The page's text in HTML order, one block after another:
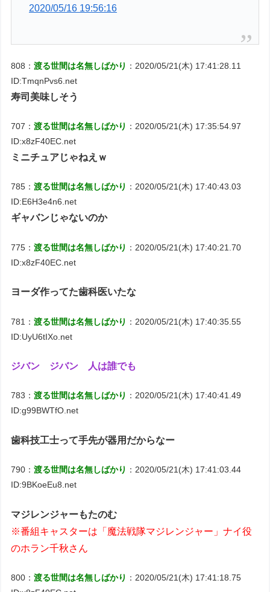
2020/05/16 19:56:16
808：渡る世間は名無しばかり ：2020/05/21(木) 17:41:28.11
ID:TmqnPvs6.net
寿司美味しそう
707：渡る世間は名無しばかり ：2020/05/21(木) 17:35:54.97
ID:x8zF40EC.net
ミニチュアじゃねえｗ
785：渡る世間は名無しばかり ：2020/05/21(木) 17:40:43.03
ID:E6H3e4n6.net
ギャバンじゃないのか
775：渡る世間は名無しばかり ：2020/05/21(木) 17:40:21.70
ID:x8zF40EC.net
ヨーダ作ってた歯科医いたな
781：渡る世間は名無しばかり ：2020/05/21(木) 17:40:35.55
ID:UyU6tIXo.net
ジバン ジバン 人は誰でも
783：渡る世間は名無しばかり ：2020/05/21(木) 17:40:41.49
ID:g99BWTfO.net
歯科技工士って手先が器用だからなー
790：渡る世間は名無しばかり ：2020/05/21(木) 17:41:03.44
ID:9BKoeEu8.net
マジレンジャーもたのむ
※番組キャスターは「魔法戦隊マジレンジャー」ナイ役
のホラン千秋さん
800：渡る世間は名無しばかり ：2020/05/21(木) 17:41:18.75